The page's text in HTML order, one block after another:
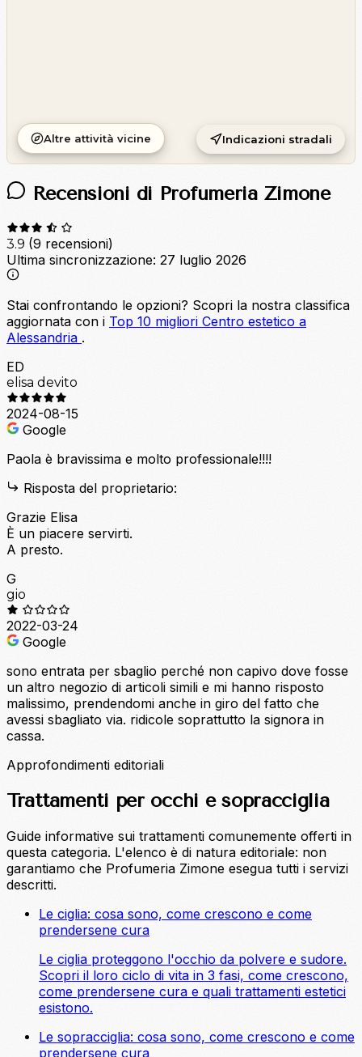
Altre attività vicine Indicazioni stradali
Recensioni di Profumeria Zimone
3.9 (9 recensioni)
Ultima sincronizzazione: 27 luglio 2026
Stai confrontando le opzioni? Scopri la nostra classifica
aggiornata con i Top 10 migliori Centro estetico a
Alessandria .
ED
elisa devito
2024-08-15
Google
Paola è bravissima e molto professionale!!!!
Risposta del proprietario:
Grazie Elisa
È un piacere servirti.
A presto.
G
gio
2022-03-24
Google
sono entrata per sbaglio perché non capivo dove fosse
un altro negozio di articoli simili e mi hanno risposto
malissimo, prendendomi anche in giro del fatto che
avessi sbagliato via. ridicole soprattutto la signora in
cassa.
Approfondimenti editoriali
Trattamenti per occhi e sopracciglia
Guide informative sui trattamenti comunemente offerti in
questa categoria. L'elenco è di natura editoriale: non
garantiamo che Profumeria Zimone esegua tutti i servizi
descritti.
Le ciglia: cosa sono, come crescono e come
prendersene cura
Le ciglia proteggono l'occhio da polvere e sudore.
Scopri il loro ciclo di vita in 3 fasi, come crescono,
come prendersene cura e quali trattamenti estetici
esistono.
Le sopracciglia: cosa sono, come crescono e come
prendersene cura